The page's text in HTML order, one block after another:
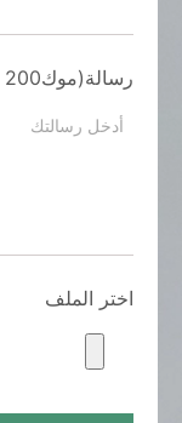
رسالة(موك200 نسخة)
اختر الملف